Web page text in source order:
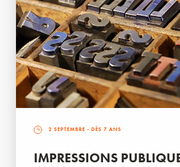
2 SEPTEMBRE - DÈS 7 ANS
IMPRESSIONS